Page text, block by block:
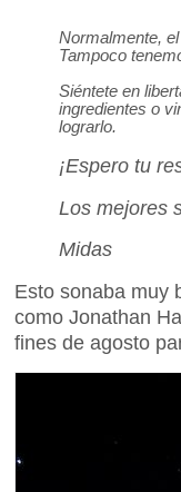
Normalmente,
Tampoco
Siéntete en
ingredientes o
lograrlo.
¡Espero tu
Los mejores
Midas
Esto sonaba muy
como Jonathan
fines de agosto